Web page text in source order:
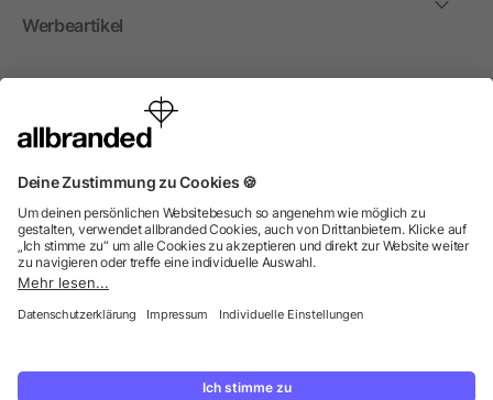
Werbeartikel
International
Wir verkaufen Werbeartikel, Werbemittel und
Vereine. Alle Preise zzgl. MwSt.